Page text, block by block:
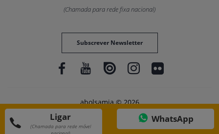
Ligar
(Chamada para rede móvel
WhatsApp
(Chamada para rede fixa nacional)
Subscrever Newsletter
abolsamia © 2026